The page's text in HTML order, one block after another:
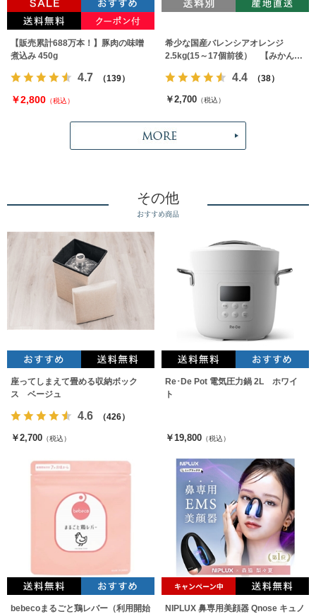
【販売累計688万本！】豚肉の味噌
煮込み 450g
4.7 （139）
￥2,800 （税込）
希少な国産バレンシアオレンジ
2.5kg(15～17個前後） 【みかんの
4.4 （38）
￥2,700 （税込）
その他
おすすめ商品
座ってしまえて畳める収納ボック
ス ベージュ
4.6 （426）
￥2,700 （税込）
Re･De Pot 電気圧力鍋 2L ホワイ
ト
￥19,800 （税込）
bebecoまるごと鶏レバー（利用開始
NIPLUX 鼻専用美顔器 Qnose キュノ